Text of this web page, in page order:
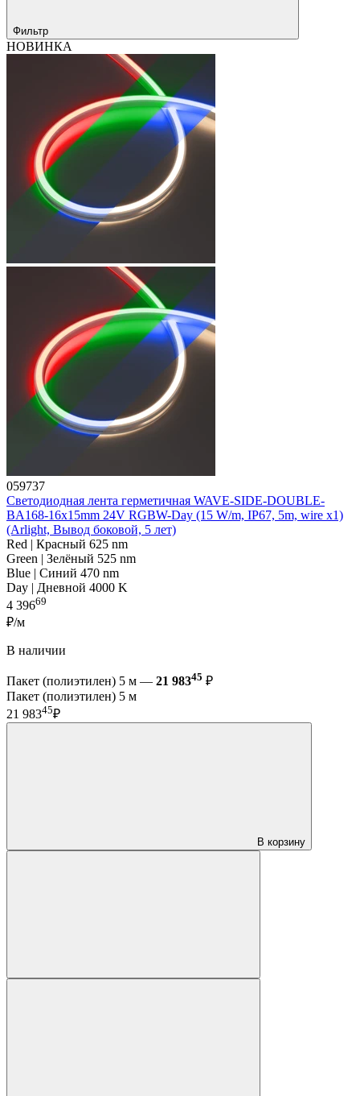
Фильтр
НОВИНКА
059737
Светодиодная лента герметичная WAVE-SIDE-DOUBLE-
BA168-16x15mm 24V RGBW-Day (15 W/m, IP67, 5m, wire x1)
(Arlight, Вывод боковой, 5 лет)
Red | Красный 625 nm
Green | Зелёный 525 nm
Blue | Синий 470 nm
Day | Дневной 4000 K
4 39669
₽/м
В наличии
Пакет (полиэтилен) 5 м — 21 98345 ₽
Пакет (полиэтилен) 5 м
21 98345₽
В корзину